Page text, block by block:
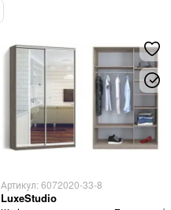
Артикул: 6072020-33-8
LuxeStudio